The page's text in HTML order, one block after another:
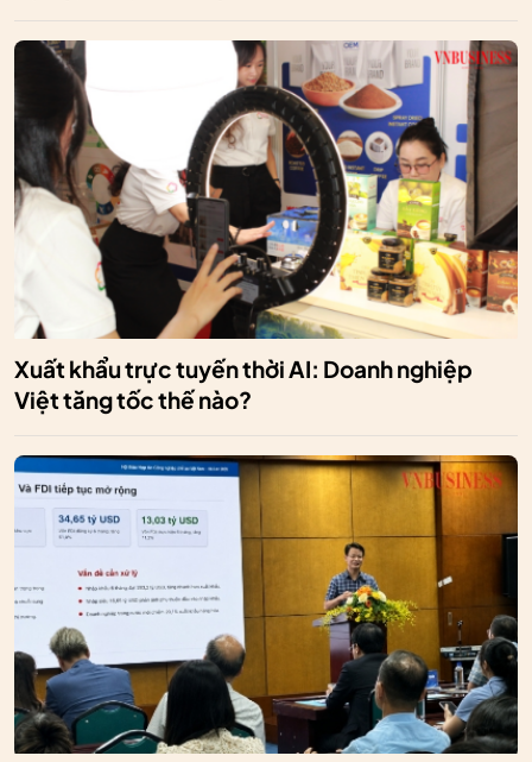
Xuất khẩu trực tuyến thời AI: Doanh nghiệp
Việt tăng tốc thế nào?